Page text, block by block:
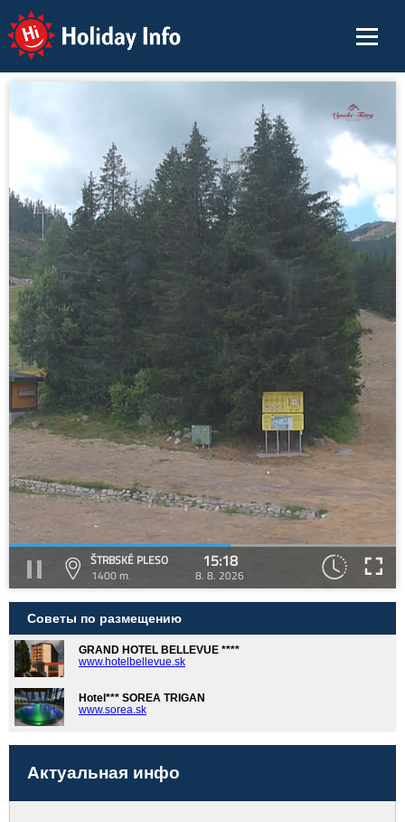
Holiday Info
ŠTRBSKÉ PLESO
1400 m
15:18
8. 8. 2026
Советы по размещению
GRAND HOTEL BELLEVUE ****
www.hotelbellevue.sk
Hotel*** SOREA TRIGAN
www.sorea.sk
Актуальная инфо